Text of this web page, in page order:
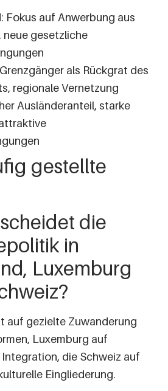
Fokus auf Anwerbung aus
gesetzliche
als Rückgrat des
regionale Vernetzung
Ausländeranteil, starke
gestellte
die
in
Luxemburg
auf gezielte Zuwanderung
Luxemburg auf
die Schweiz auf
Eingliederung.